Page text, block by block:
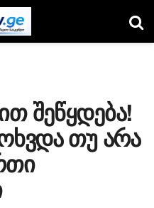
შეწყდება!
თუ არა